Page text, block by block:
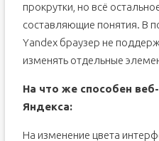
прокрутки, но всё
составляющие понятия. В
Yandex браузер не
изменять отдельные
На что же способен
Яндекса:
На изменение цвета